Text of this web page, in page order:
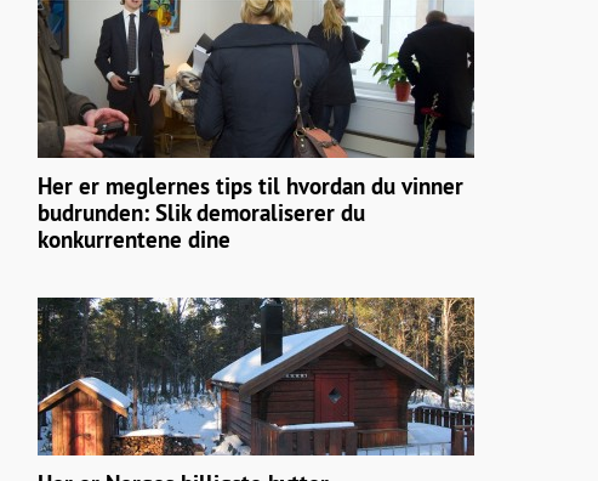
Her er meglernes tips til hvordan du vinner
budrunden: Slik demoraliserer du
konkurrentene dine